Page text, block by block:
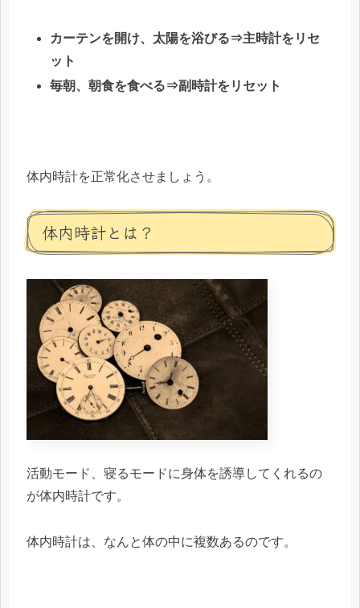
カーテンを開け、太陽を浴びる⇒主時計をリセ
ット
毎朝、朝食を食べる⇒副時計をリセット
体内時計を正常化させましょう。
体内時計とは？
活動モード、寝るモードに身体を誘導してくれるの
が体内時計です。
体内時計は、なんと体の中に複数あるのです。